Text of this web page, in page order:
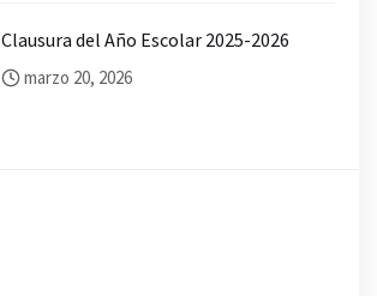
Clausura del Año Escolar 2025-2026
marzo 20, 2026